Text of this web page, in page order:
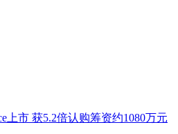
上市 获5.2倍认购筹资约1080万元